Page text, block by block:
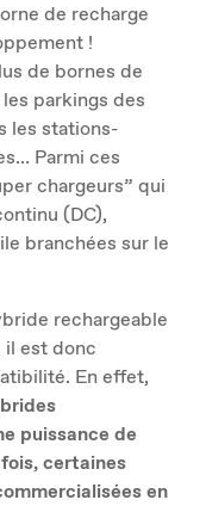
de recharge
!
de bornes de
parkings des
les stations-
Parmi ces
chargeurs” qui
(DC),
branchées sur le
rechargeable
il est donc
En effet,
puissance de
certaines
en